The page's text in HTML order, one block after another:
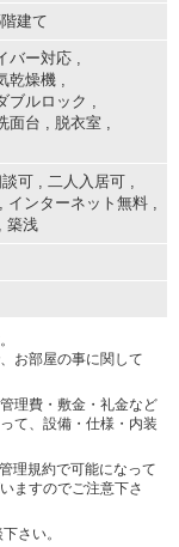
建て
バー対応 ,
乾燥機 ,
ブルロック ,
面台 , 脱衣室 ,
可 , 二人入居可 ,
, インターネット無料 ,
, 築浅
お部屋の事に関して
理費・敷金・礼金など
て、設備・仕様・内装
理規約で可能になって
ますのでご注意下さ
さい。